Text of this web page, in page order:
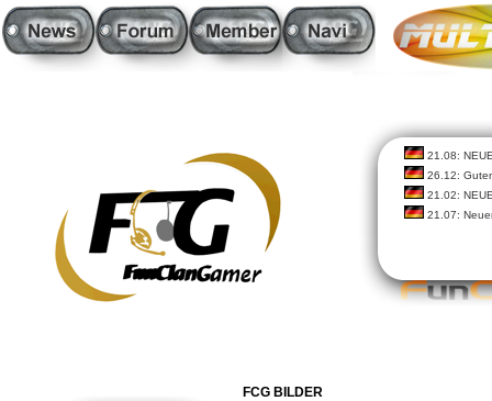
21.08:
26.12:
21.02:
21.07:
FCG BILDER